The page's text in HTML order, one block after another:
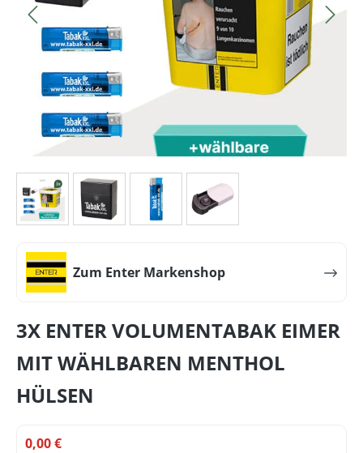
Zum Enter Markenshop
3X ENTER VOLUMENTABAK EIMER
MIT WÄHLBAREN MENTHOL
HÜLSEN
0,00 €